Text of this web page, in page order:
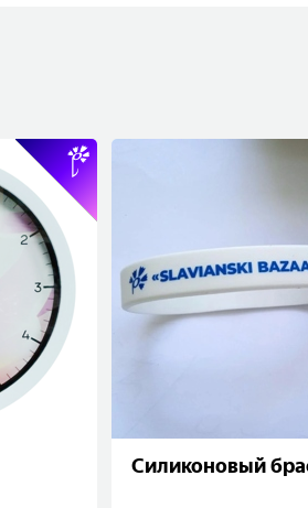
Силиконовый